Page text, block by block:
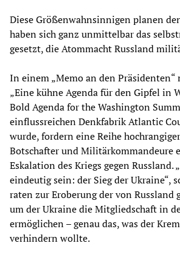
Diese Größenwahnsinnigen planen
haben sich ganz unmittelbar das
gesetzt, die Atommacht Russland
In einem „Memo an den
„Eine kühne Agenda für den Gipfel in
Bold Agenda for the Washington
einflussreichen Denkfabrik Atlantic
wurde, fordern eine Reihe
Botschafter und Militärkommandeure
Eskalation des Kriegs gegen Russland.
eindeutig sein: der Sieg der Ukraine“,
raten zur Eroberung der von Russland
um der Ukraine die Mitgliedschaft in
ermöglichen – genau das, was der
verhindern wollte.